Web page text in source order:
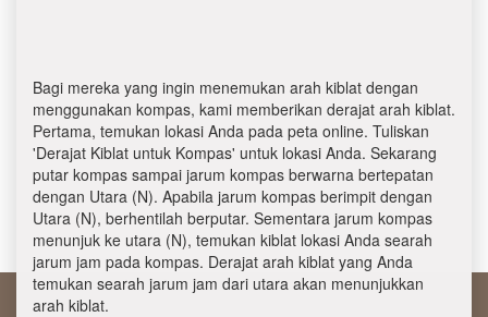
Bagi mereka yang ingin menemukan arah kiblat dengan
menggunakan kompas, kami memberikan derajat arah kiblat.
Pertama, temukan lokasi Anda pada peta online. Tuliskan
'Derajat Kiblat untuk Kompas' untuk lokasi Anda. Sekarang
putar kompas sampai jarum kompas berwarna bertepatan
dengan Utara (N). Apabila jarum kompas berimpit dengan
Utara (N), berhentilah berputar. Sementara jarum kompas
menunjuk ke utara (N), temukan kiblat lokasi Anda searah
jarum jam pada kompas. Derajat arah kiblat yang Anda
temukan searah jarum jam dari utara akan menunjukkan
arah kiblat.